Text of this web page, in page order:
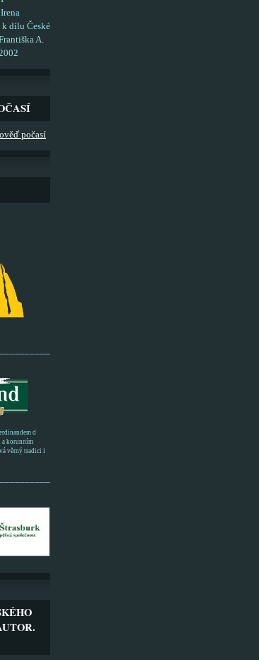
k dílu České
A.
d
a korunním
věrný tradici i